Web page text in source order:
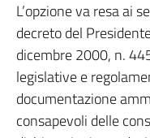
L’opzione va resa ai
decreto del
dicembre 2000, n.
legislative e
documentazione
consapevoli delle